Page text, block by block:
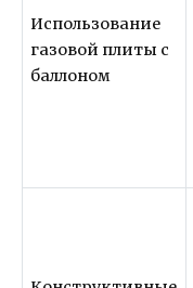
Использование
газовой плиты с
баллоном